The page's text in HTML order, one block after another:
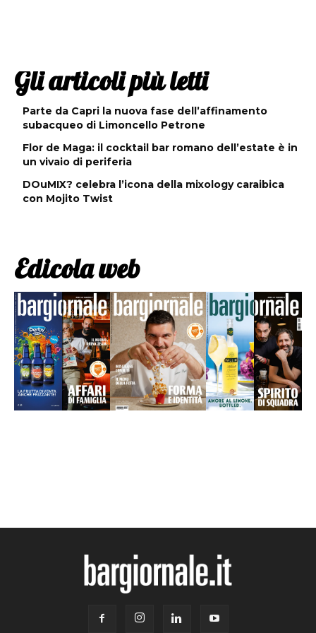
Gli articoli più letti
Parte da Capri la nuova fase dell’affinamento
subacqueo di Limoncello Petrone
Flor de Maga: il cocktail bar romano dell’estate è in
un vivaio di periferia
DOuMIX? celebra l’icona della mixology caraibica
con Mojito Twist
Edicola web